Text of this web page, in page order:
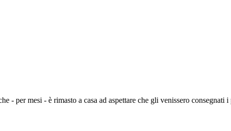
- per mesi - è rimasto a casa ad aspettare che gli venissero consegnati i